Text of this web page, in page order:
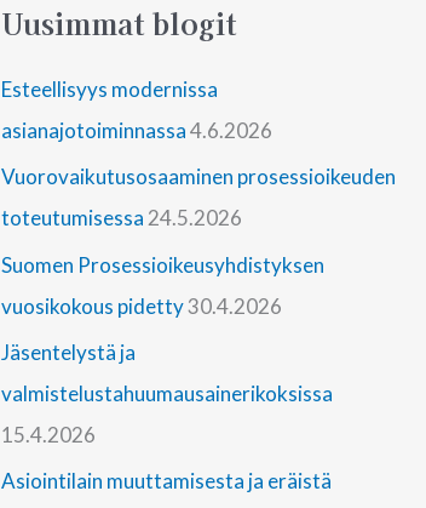
Uusimmat blogit
Esteellisyys modernissa
asianajotoiminnassa4.6.2026
Vuorovaikutusosaaminen prosessioikeuden
toteutumisessa24.5.2026
Suomen Prosessioikeusyhdistyksen
vuosikokous pidetty30.4.2026
Jäsentelystä ja
valmistelustahuumausainerikoksissa
15.4.2026
Asiointilain muuttamisesta ja eräistä